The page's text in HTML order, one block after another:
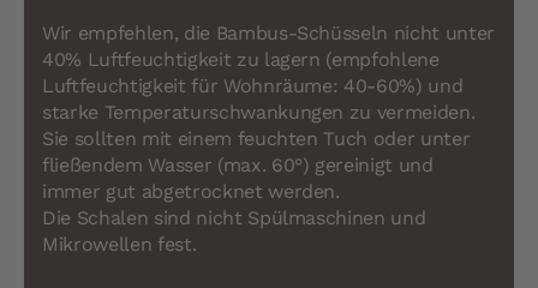
Wir empfehlen, die Bambus-Schüsseln nicht unter
40% Luftfeuchtigkeit zu lagern (empfohlene
Luftfeuchtigkeit für Wohnräume: 40-60%) und
starke Temperaturschwankungen zu vermeiden.
Sie sollten mit einem feuchten Tuch oder unter
fließendem Wasser (max. 60°) gereinigt und
immer gut abgetrocknet werden.
Die Schalen sind nicht Spülmaschinen und
Mikrowellen fest.